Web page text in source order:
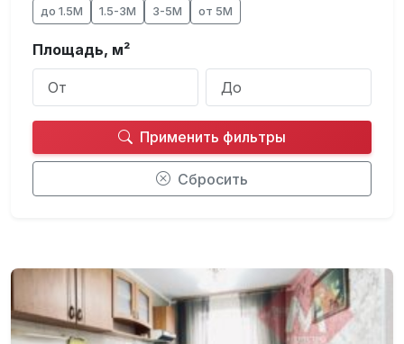
до 1.5М 1.5-3М 3-5М от 5М
Площадь, м²
Применить фильтры
Сбросить